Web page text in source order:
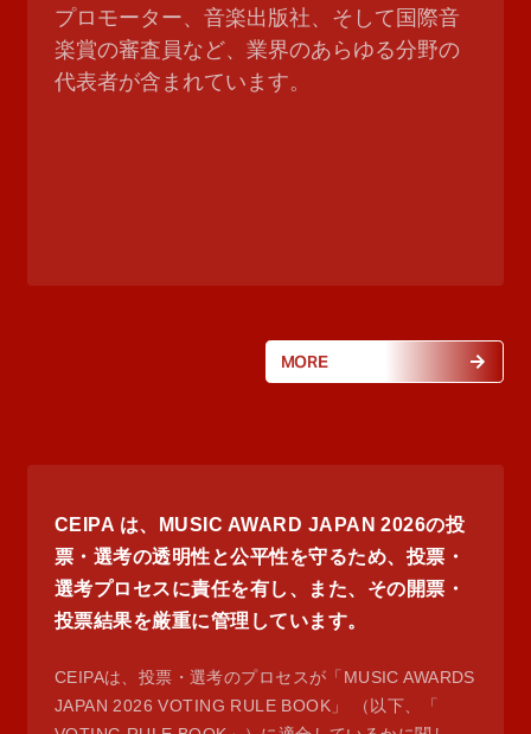
プロモーター、音楽出版社、そして国際音
楽賞の審査員など、業界のあらゆる分野の
代表者が含まれています。
MORE
CEIPA は、MUSIC AWARD JAPAN 2026の投
票・選考の透明性と公平性を守るため、投票・
選考プロセスに責任を有し、また、その開票・
投票結果を厳重に管理しています。
CEIPAは、投票・選考のプロセスが「MUSIC AWARDS
JAPAN 2026 VOTING RULE BOOK」 （以下、「